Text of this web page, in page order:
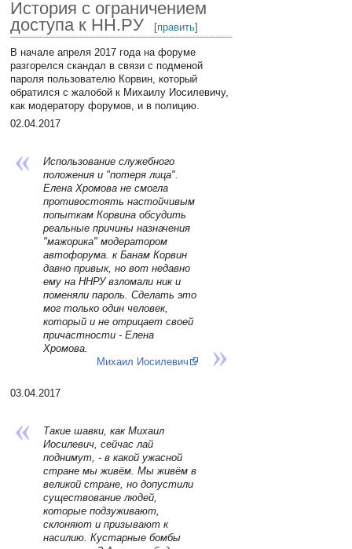
История с ограничением
доступа к НН.РУ
[править]
В начале апреля 2017 года на форуме
разгорелся скандал в связи с подменой
пароля пользователю Корвин, который
обратился с жалобой к Михаилу Иосилевичу,
как модератору форумов, и в полицию.
02.04.2017
Использование служебного
положения и "потеря лица".
Елена Хромова не смогла
противостоять настойчивым
попыткам Корвина обсудить
реальные причины назначения
"мажорика" модератором
автофорума. к Банам Корвин
давно привык, но вот недавно
ему на ННРУ взломали ник и
поменяли пароль. Сделать это
мог только один человек,
который и не отрицает своей
причастности - Елена
Хромова.
Михаил Иосилевич
03.04.2017
Такие шавки, как Михаил
Иосилевич, сейчас лай
поднимут, - в какой ужасной
стране мы живём. Мы живём в
великой стране, но допустили
существование людей,
которые подзуживают,
склоняют и призывают к
насилию. Кустарные бомбы